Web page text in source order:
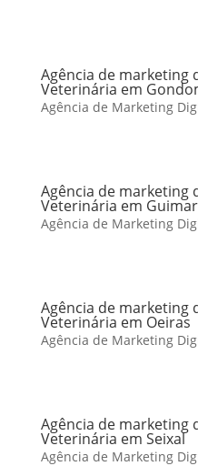
Agência de marketing
Veterinária em
Agência de Marketing
Agência de marketing
Veterinária em
Agência de Marketing
Agência de marketing
Veterinária em Oeiras
Agência de Marketing
Agência de marketing
Veterinária em Seixal
Agência de Marketing